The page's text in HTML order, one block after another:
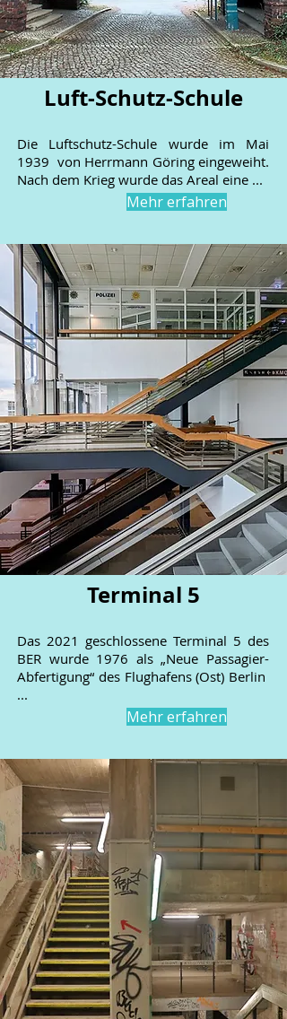
Luft-Schutz-Schule
Die Luftschutz-Schule wurde im Mai
1939 von Herrmann Göring eingeweiht.
Nach dem Krieg wurde das Areal eine ...
Mehr erfahren
Terminal 5
Das 2021 geschlossene Terminal 5 des
BER wurde 1976 als „Neue Passagier-
Abfertigung“ des Flughafens (Ost) Berlin
...
Mehr erfahren